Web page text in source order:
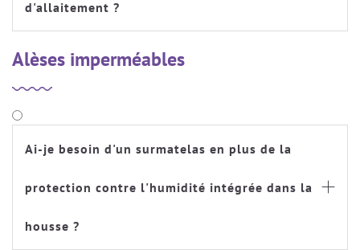
d'allaitement ?
Alèses imperméables
Ai-je besoin d'un surmatelas en plus de la
protection contre l'humidité intégrée dans la
housse ?
